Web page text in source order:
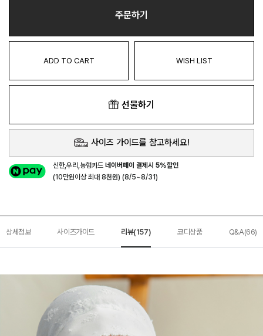
주문하기
ADD TO CART WISH LIST
선물하기
사이즈 가이드를 참고하세요!
신한,우리,농협카드네이버페이 결제시 5%할인
(10만원이상 최대 8천원) (8/5~8/31)
상세정보 사이즈가이드 리뷰(157) 코디상품 Q&A(66)